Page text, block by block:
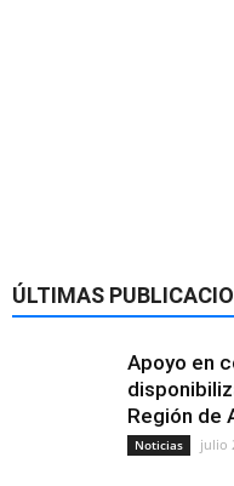
ÚLTIMAS
Apoyo en
Región de
Noticias julio